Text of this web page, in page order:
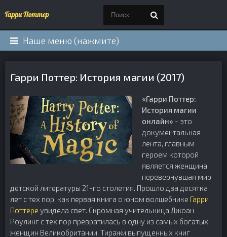
Наше меню (нажмите)
Гарри Поттер: История магии (2017)
«Гарри Поттер:
История магии
онлайн» - это
документальная
лента, главным
героем которой
является женщина,
перевернувшая мир
детской литературы 21-го столетия. Прошло два десятка
лет с тех пор, как первая книга о юном волшебнике Гарри
Поттере увидела свет. Скромная учительница Джоан
Роулинг с тех пор превратилась в одну из самых богатых
женщин Великобритании. Тиражи выпущенных книг